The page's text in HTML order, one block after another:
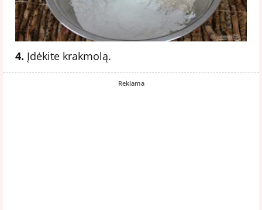
4. Įdėkite krakmolą.
Reklama